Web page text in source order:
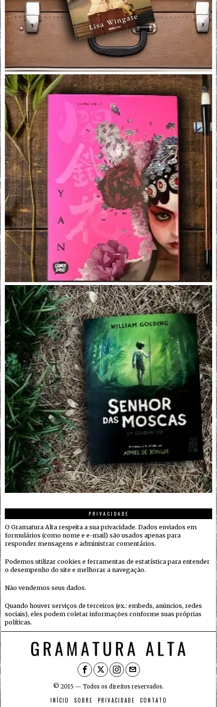
PRIVACIDADE
O Gramatura Alta respeita a sua privacidade. Dados enviados em
formulários (como nome e e-mail) são usados apenas para
responder mensagens e administrar comentários.
Podemos utilizar cookies e ferramentas de estatística para entender
o desempenho do site e melhorar a navegação.
Não vendemos seus dados.
Quando houver serviços de terceiros (ex.: embeds, anúncios, redes
sociais), eles podem coletar informações conforme suas próprias
políticas.
© 2015 — Todos os direitos reservados.
INÍCIO SOBRE PRIVACIDADE CONTATO